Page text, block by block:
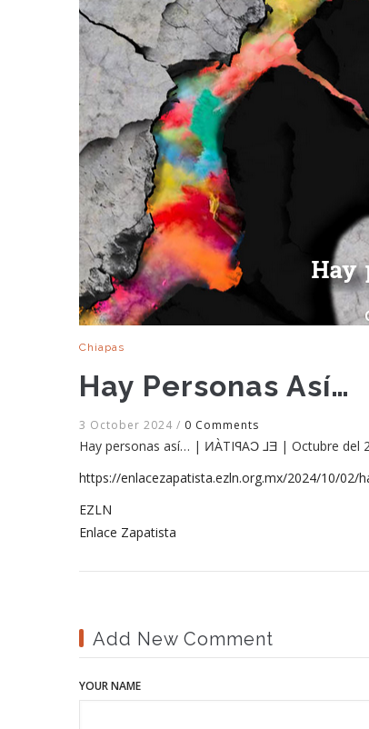
Chiapas
Hay Personas Así…
3 October 2024 / 0 Comments
Hay personas así… | ͶÀTIꟼAƆ ⅃Ǝ | Octubre del
https://enlacezapatista.ezln.org.mx/2024/10/02/
EZLN
Enlace Zapatista
Add New Comment
YOUR NAME